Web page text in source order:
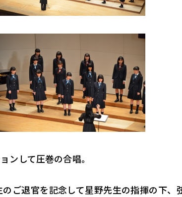
ンして圧巻の合唱。
ご退官を記念して星野先生の指揮の下、